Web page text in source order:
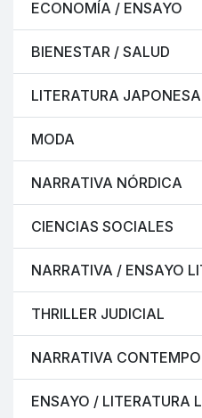
ECONOMÍA / ENSAYO
BIENESTAR / SALUD
LITERATURA JAPONESA
MODA
NARRATIVA NÓRDICA
CIENCIAS SOCIALES
NARRATIVA / ENSAYO
THRILLER JUDICIAL
NARRATIVA
ENSAYO / LITERATURA